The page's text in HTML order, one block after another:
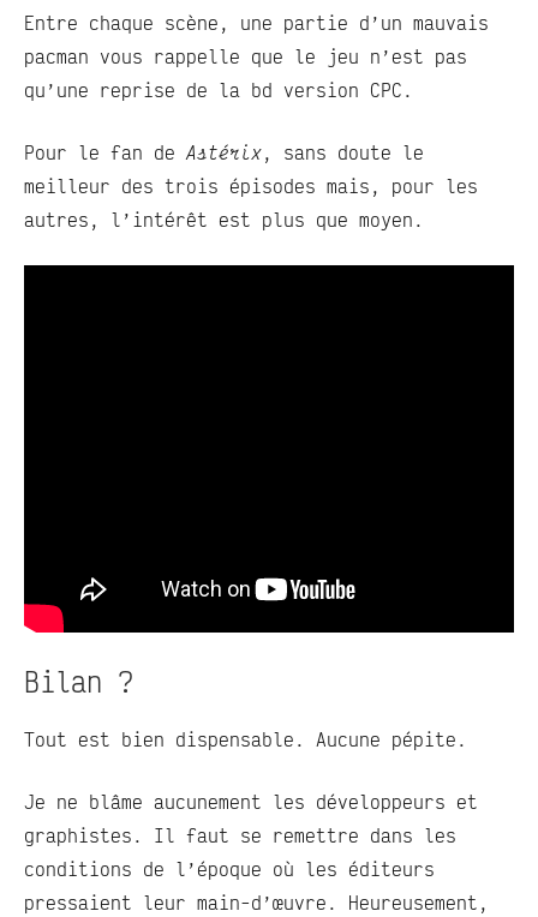
Entre chaque scène, une partie d’un mauvais
pacman vous rappelle que le jeu n’est pas
qu’une reprise de la bd version CPC.
Pour le fan deAstérix, sans doute le
meilleur des trois épisodes mais, pour les
autres, l’intérêt est plus que moyen.
Bilan ?
Tout est bien dispensable. Aucune pépite.
Je ne blâme aucunement les développeurs et
graphistes. Il faut se remettre dans les
conditions de l’époque où les éditeurs
pressaient leur main-d’œuvre. Heureusement,